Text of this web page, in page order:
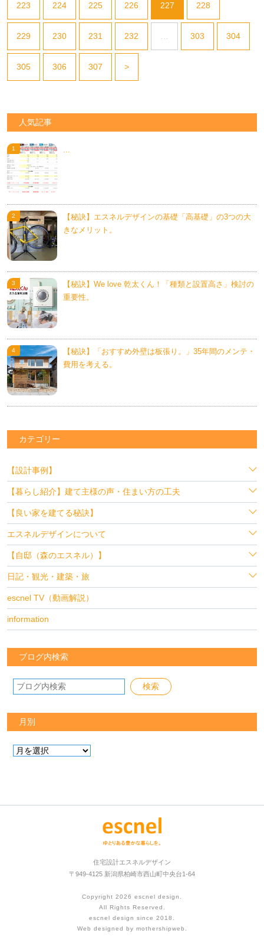
223 224 225 226 227 228
229 230 231 232 … 303 304
305 306 307 >
人気記事
...
【秘訣】エスネルデザインの基礎「高基礎」の3つの大
きなメリット。
【秘訣】We love 乾太くん！「種類と設置高さ」検討の
重要性。
【秘訣】「おすすめ外壁は板張り。」35年間のメンテ・
費用を考える。
カテゴリー
【設計事例】
【暮らし紹介】建て主様の声・住まい方の工夫
【良い家を建てる秘訣】
エスネルデザインについて
【自邸（森のエスネル）】
日記・観光・建築・旅
escnel TV（動画解説）
information
ブログ内検索
月別
住宅設計エスネルデザイン
〒949-4125 新潟県柏崎市西山町中央台1-64
Copyright 2026 escnel design
All Rights Reserved.
escnel design since 2018.
Web designed by mothershipweb